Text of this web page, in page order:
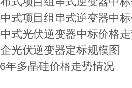
式项目组串式逆变器中
式光伏逆变器中标价格
光伏逆变器定标规模图
年多晶硅价格走势情况